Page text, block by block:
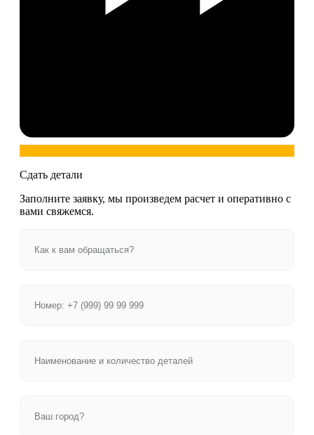
Сдать детали
Заполните заявку, мы произведем расчет и оперативно с
вами свяжемся.